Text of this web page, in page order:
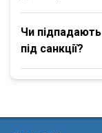
Чи підпадають
під санкції?